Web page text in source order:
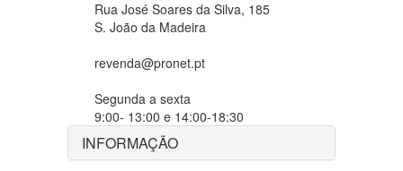
Rua José Soares da Silva, 185
S. João da Madeira
revenda@pronet.pt
Segunda a sexta
9:00- 13:00 e 14:00-18:30
INFORMAÇÃO